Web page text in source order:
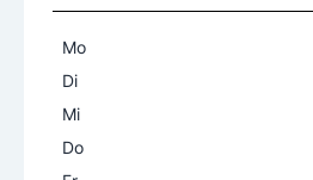
Mo
Di
Mi
Do